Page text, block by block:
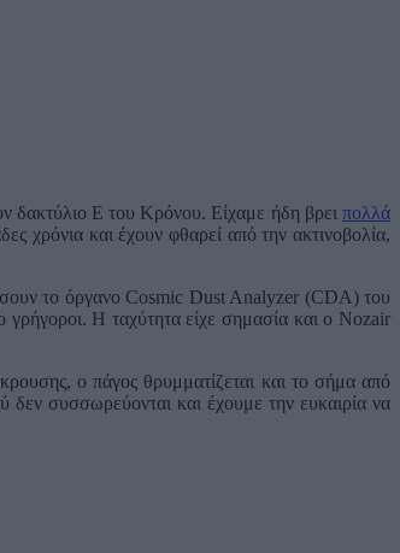
δακτύλιο Ε του Κρόνου. Είχαμε ήδη βρει πολλά
χρόνια και έχουν φθαρεί από την ακτινοβολία,
το όργανο Cosmic Dust Analyzer (CDA) του
γρήγοροι. Η ταχύτητα είχε σημασία και ο Nozair
ο πάγος θρυμματίζεται και το σήμα από
συσσωρεύονται και έχουμε την ευκαιρία να